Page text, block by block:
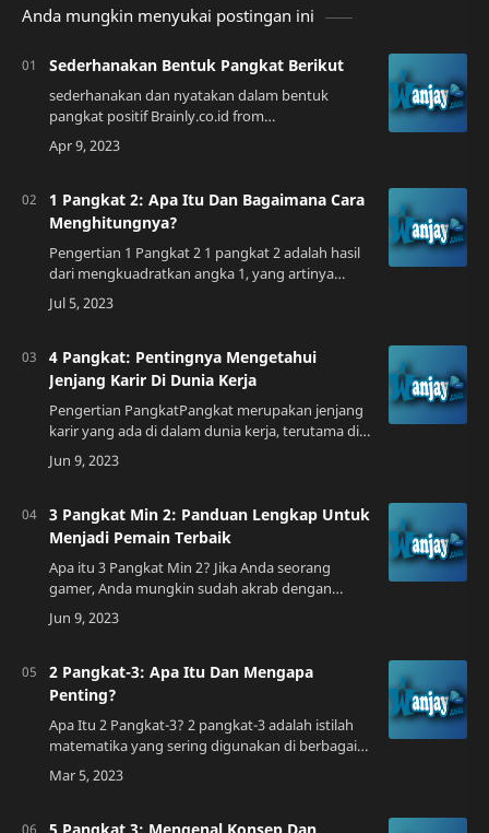
Anda mungkin menyukai postingan ini
Sederhanakan Bentuk Pangkat Berikut
sederhanakan dan nyatakan dalam bentuk
pangkat positif Brainly.co.id from
brainly.co.idKenapa Perlu Sederhanakan Bentuk
Pangkat?Seiring dengan perkembangan zaman,
1 Pangkat 2: Apa Itu Dan Bagaimana Cara
Menghitungnya?
Pengertian 1 Pangkat 2 1 pangkat 2 adalah hasil
dari mengkuadratkan angka 1, yang artinya
mengalikan angka 1 dengan dirinya sendiri.
Dalam matematika, pangkat 2 disebut juga den…
4 Pangkat: Pentingnya Mengetahui
Jenjang Karir Di Dunia Kerja
Pengertian PangkatPangkat merupakan jenjang
karir yang ada di dalam dunia kerja, terutama di
instansi pemerintah. Pangkat menentukan
kedudukan seseorang dalam struktur organisas…
3 Pangkat Min 2: Panduan Lengkap Untuk
Menjadi Pemain Terbaik
Apa itu 3 Pangkat Min 2? Jika Anda seorang
gamer, Anda mungkin sudah akrab dengan
istilah 3 Pangkat Min 2. Ini adalah sebuah istilah
dalam komunitas game online yang mengacu
2 Pangkat-3: Apa Itu Dan Mengapa
Penting?
Apa Itu 2 Pangkat-3? 2 pangkat-3 adalah istilah
matematika yang sering digunakan di berbagai
bidang seperti sains, teknologi, dan rekayasa.
Istilah ini mengacu pada hasil perhit…